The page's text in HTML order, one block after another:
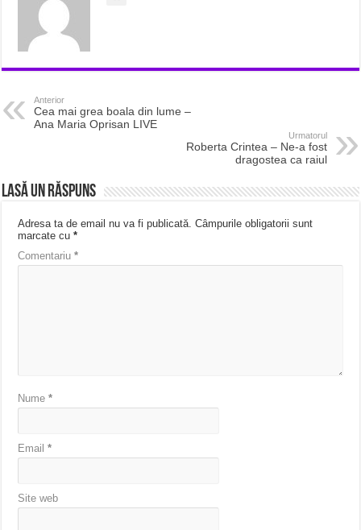
Anterior
Cea mai grea boala din lume –
Ana Maria Oprisan LIVE
Urmatorul
Roberta Crintea – Ne-a fost
dragostea ca raiul
Lasă un răspuns
Adresa ta de email nu va fi publicată. Câmpurile obligatorii sunt
marcate cu*
Comentariu*
Nume*
Email*
Site web